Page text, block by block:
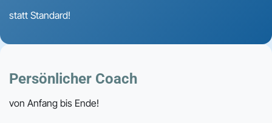
statt Standard!
Persönlicher Coach
von Anfang bis Ende!